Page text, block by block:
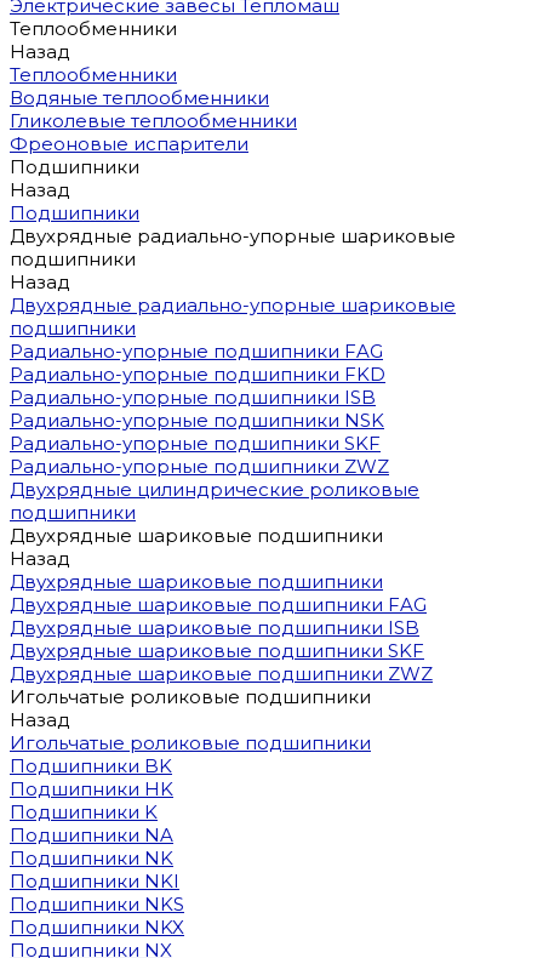
Электрические завесы Тепломаш
Теплообменники
Назад
Теплообменники
Водяные теплообменники
Гликолевые теплообменники
Фреоновые испарители
Подшипники
Назад
Подшипники
Двухрядные радиально-упорные шариковые
подшипники
Назад
Двухрядные радиально-упорные шариковые
подшипники
Радиально-упорные подшипники FAG
Радиально-упорные подшипники FKD
Радиально-упорные подшипники ISB
Радиально-упорные подшипники NSK
Радиально-упорные подшипники SKF
Радиально-упорные подшипники ZWZ
Двухрядные цилиндрические роликовые
подшипники
Двухрядные шариковые подшипники
Назад
Двухрядные шариковые подшипники
Двухрядные шариковые подшипники FAG
Двухрядные шариковые подшипники ISB
Двухрядные шариковые подшипники SKF
Двухрядные шариковые подшипники ZWZ
Игольчатые роликовые подшипники
Назад
Игольчатые роликовые подшипники
Подшипники BK
Подшипники HK
Подшипники K
Подшипники NA
Подшипники NK
Подшипники NKI
Подшипники NKS
Подшипники NKX
Подшипники NX